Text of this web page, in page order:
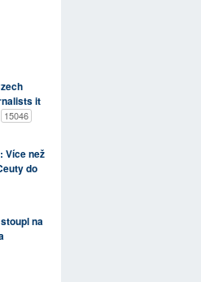
it
15046
Více než
do
na